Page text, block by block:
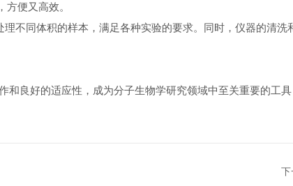
便又高效。
同体积的样本，满足各种实验的要求。同时，仪器的清洗
好的适应性，成为分子生物学研究领域中至关重要的工具
下